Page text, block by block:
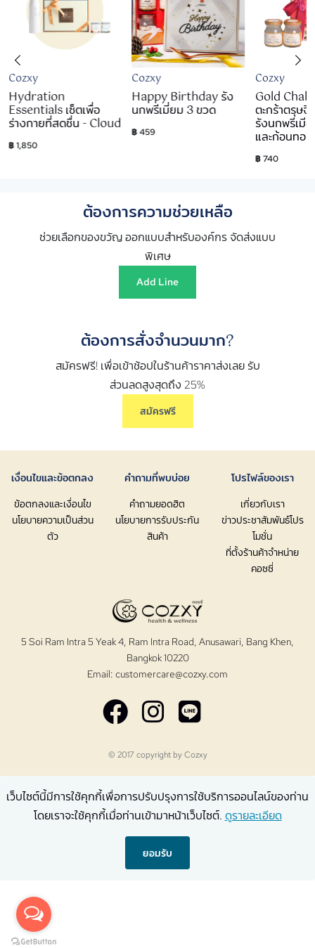
Cozxy
Hydration
Essentials เซ็ตเพื่อ
ร่างกายที่สดชื่น - Cloud
฿ 1,850
Cozxy
Happy Birthday รัง
นกพรีเมี่ยม 3 ขวด
฿ 459
Cozxy
Gold
ตะกร้าตรุษ
รังนกพรีเมี
และก้อนทอ
฿ 740
ต้องการความช่วยเหลือ
ช่วยเลือกของขวัญ ออกแบบสำหรับองค์กร จัดส่งแบบ
พิเศษ
Add Line
ต้องการสั่งจำนวนมาก?
สมัครฟรี! เพื่อเข้าช้อปในร้านค้าราคาส่งเลย รับ
ส่วนลดสูงสุดถึง 25%
สมัครฟรี
เงื่อนไขและข้อตกลง
ข้อตกลงและเงื่อนไข
นโยบายความเป็นส่วน
ตัว
คำถามที่พบบ่อย
คำถามยอดฮิต
นโยบายการรับประกัน
สินค้า
โปรไฟล์ของเรา
เกี่ยวกับเรา
ข่าวประชาสัมพันธ์โปร
โมชั่น
ที่ตั้งร้านค้าจำหน่าย
คอซซี่
5 Soi Ram Intra 5 Yeak 4, Ram Intra Road, Anusawari, Bang Khen,
Bangkok 10220
Email: customercare@cozxy.com
© 2017 copyright byCozxy
เว็บไซต์นี้มีการใช้คุกกี้เพื่อการปรับปรุงการใช้บริการออนไลน์ของท่าน
โดยเราจะใช้คุกกี้เมื่อท่านเข้ามาหน้าเว็บไซต์. ดูรายละเอียด
ยอมรับ